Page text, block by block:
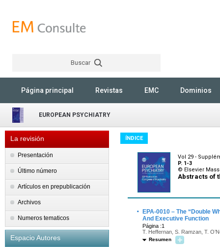
Buscar
Página principal Revistas EMC Dominios
EUROPEAN PSYCHIATRY
La revisión
Presentación
Último número
Artículos en prepublicación
Archivos
Numeros tematicos
Espacio Autores
ÍNDICE
Vol 29 -
P. 1-3
© Elsevier
Abstracts of
·
EPA-0010 – The “Double
And Executive Function
Página :1
T. Heffernan, S. Ramzan, T.
Resumen